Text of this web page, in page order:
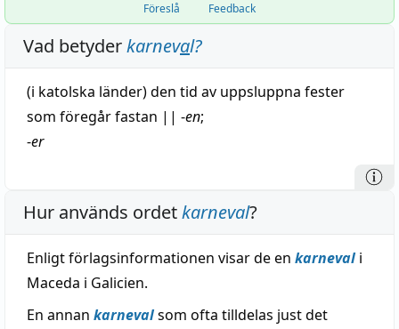
Föreslå Feedback
Vad betyderkarneval?
(i katolska länder) den tid av uppsluppna fester
som föregår fastan || -en;
-er
Hur används ordetkarneval?
Enligt förlagsinformationen visar de en karnevali
Maceda i Galicien.
En annan karnevalsom ofta tilldelas just det